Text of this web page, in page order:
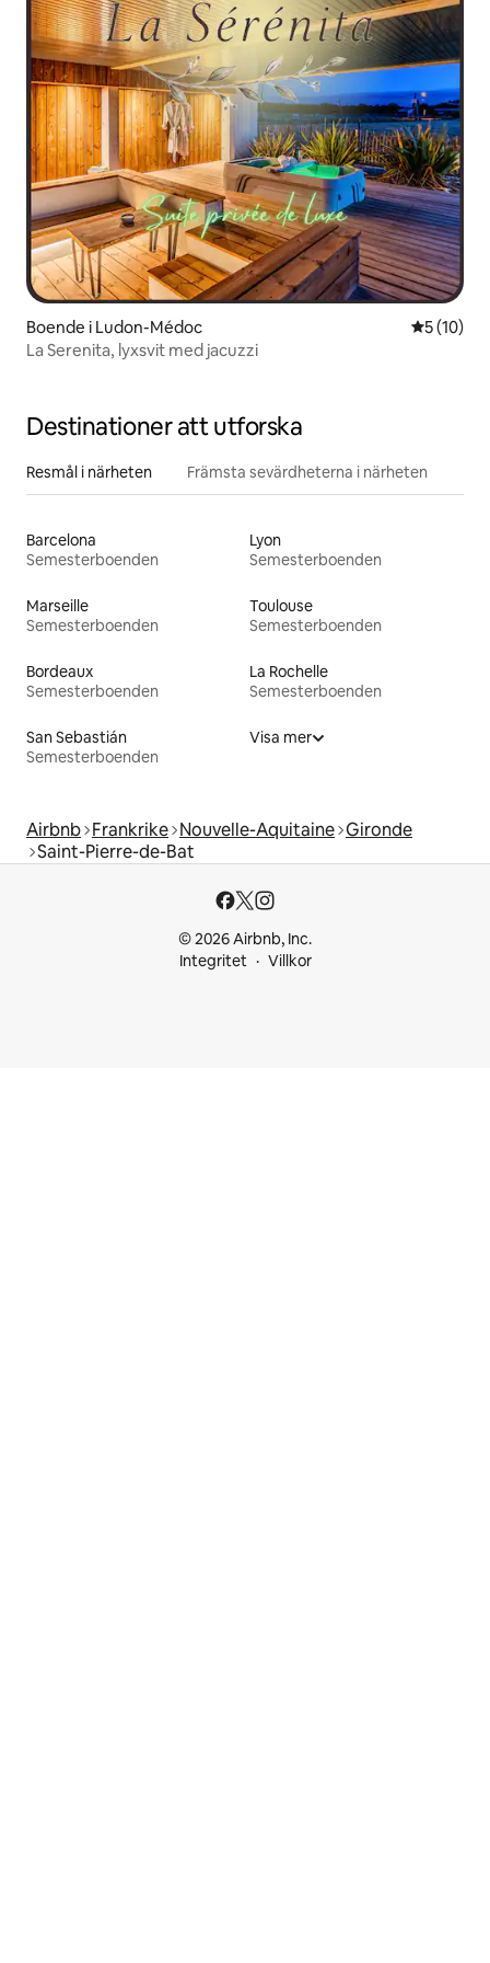
Boende i Ludon-Médoc 5 av 5 i
5 (10)
La Serenita, lyxsvit med jacuzzi
Destinationer att utforska
Resmål i närheten Främsta sevärdheterna i närheten
Barcelona
Semesterboenden
Lyon
Semesterboenden
Marseille
Semesterboenden
Toulouse
Semesterboenden
Bordeaux
Semesterboenden
La Rochelle
Semesterboenden
San Sebastián
Semesterboenden
Visa mer
Airbnb Frankrike Nouvelle-Aquitaine Gironde
Saint-Pierre-de-Bat
© 2026 Airbnb, Inc.
Integritet
Villkor